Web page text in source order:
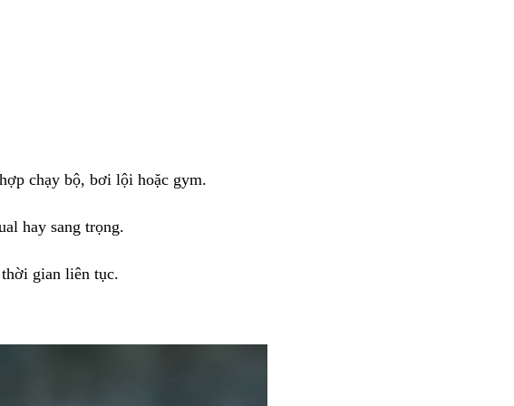
chạy bộ, bơi lội hoặc gym.
hay sang trọng.
gian liên tục.